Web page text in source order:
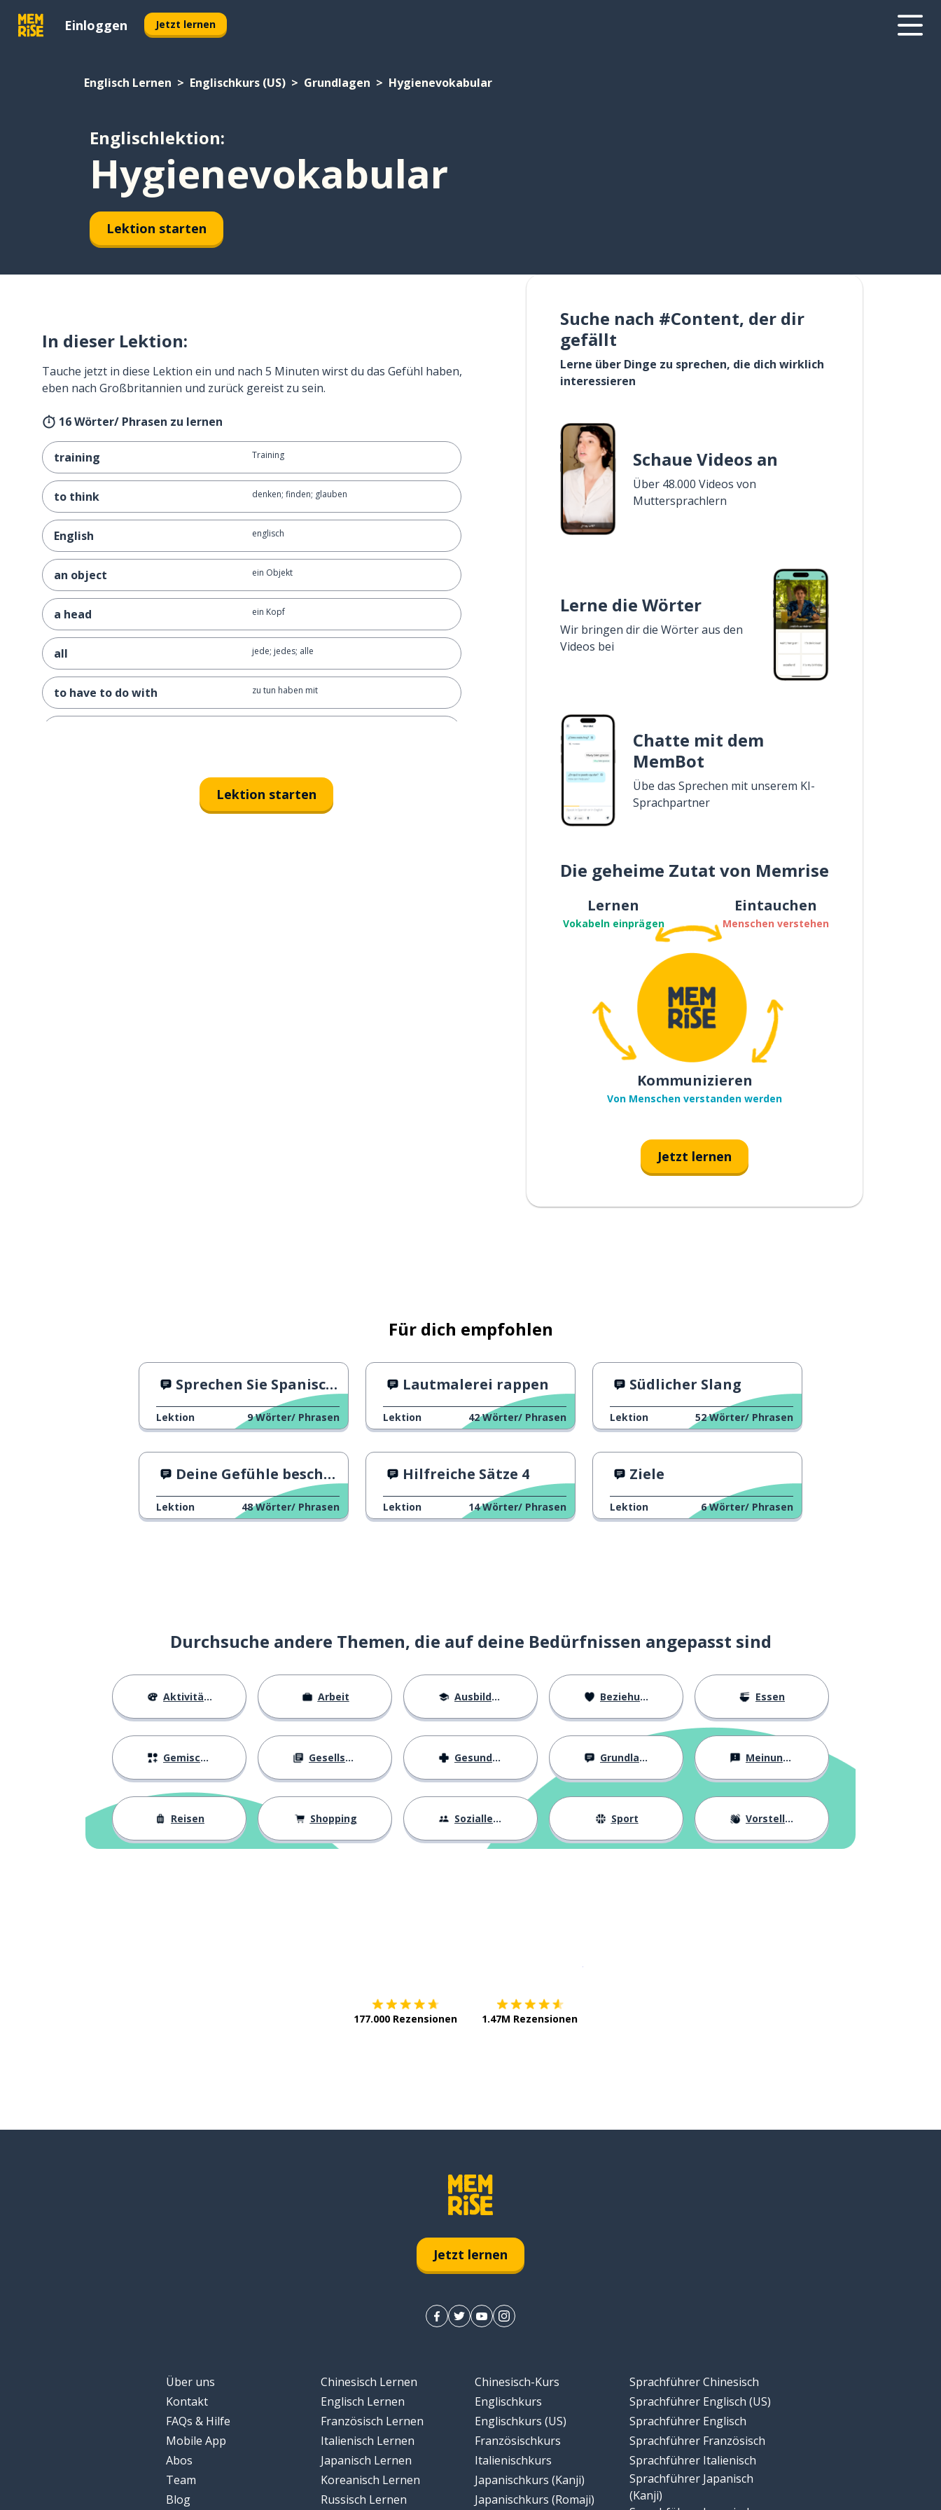
Einloggen Jetzt lernen
Englisch Lernen Englischkurs (US) Grundlagen Hygienevokabular
Englischlektion:
Hygienevokabular
Lektion starten
In dieser Lektion:
Tauche jetzt in diese Lektion ein und nach 5 Minuten wirst du das Gefühl haben,
eben nach Großbritannien und zurück gereist zu sein.
16 Wörter/ Phrasen zu lernen
training Training
to think denken; finden; glauben
English englisch
an object ein Objekt
a head ein Kopf
all jede; jedes; alle
to have to do with zu tun haben mit
Lektion starten
Suche nach #Content, der dir
gefällt
Lerne über Dinge zu sprechen, die dich wirklich
interessieren
Schaue Videos an
Über 48.000 Videos von
Muttersprachlern
Lerne die Wörter
Wir bringen dir die Wörter aus den
Videos bei
Chatte mit dem
MemBot
Übe das Sprechen mit unserem KI-
Sprachpartner
Die geheime Zutat von Memrise
Lernen
Vokabeln einprägen
Eintauchen
Menschen verstehen
Kommunizieren
Von Menschen verstanden werden
Jetzt lernen
Für dich empfohlen
Sprechen Sie Spanisch?
Lektion 9 Wörter/ Phrasen
Lautmalerei rappen
Lektion 42 Wörter/ Phrasen
Südlicher Slang
Lektion 52 Wörter/ Phrasen
Deine Gefühle beschreiben
Lektion 48 Wörter/ Phrasen
Hilfreiche Sätze 4
Lektion 14 Wörter/ Phrasen
Ziele
Lektion 6 Wörter/ Phrasen
Durchsuche andere Themen, die auf deine Bedürfnissen angepasst sind
Aktivitäten Arbeit Ausbildung Beziehungen Essen
Gemischtes Gesellschaft Gesundheit Grundlagen Meinungen
Reisen Shopping Sozialleben Sport Vorstellung
177.000 Rezensionen 1.47M Rezensionen
Jetzt lernen
Über uns
Kontakt
FAQs & Hilfe
Mobile App
Abos
Team
Blog
Chinesisch Lernen
Englisch Lernen
Französisch Lernen
Italienisch Lernen
Japanisch Lernen
Koreanisch Lernen
Russisch Lernen
Chinesisch-Kurs
Englischkurs
Englischkurs (US)
Französischkurs
Italienischkurs
Japanischkurs (Kanji)
Japanischkurs (Romaji)
Sprachführer Chinesisch
Sprachführer Englisch (US)
Sprachführer Englisch
Sprachführer Französisch
Sprachführer Italienisch
Sprachführer Japanisch
(Kanji)